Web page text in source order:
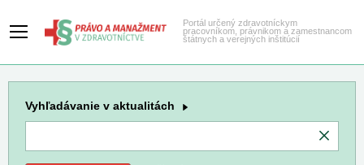
Portál určený zdravotníckym
pracovníkom, právnikom a zamestnancom
štátnych a verejných inštitúcií
Vyhľadávanie v aktualitách